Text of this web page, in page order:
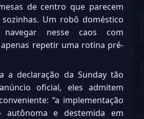
de centro que parecem
Um robô doméstico
navegar nesse caos com
repetir uma rotina pré-
a declaração da Sunday tão
oficial, eles admitem
“a implementação
autônoma e destemida em